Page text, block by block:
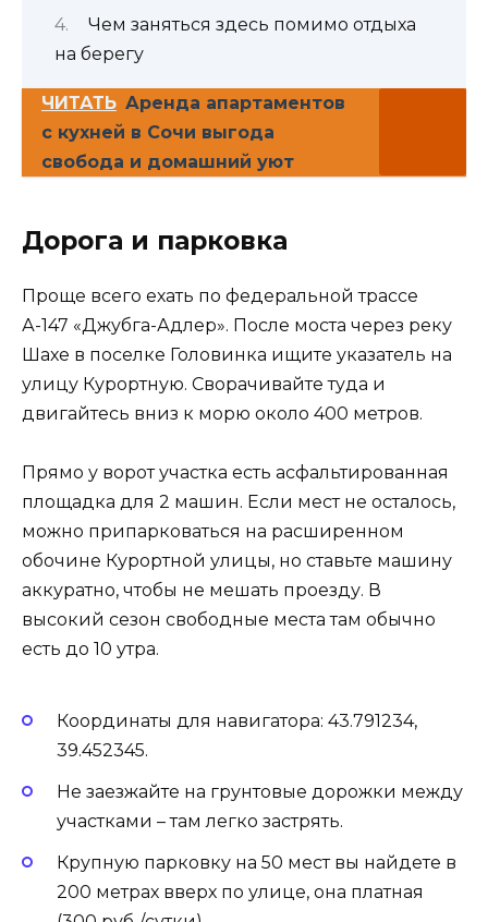
Чем заняться здесь помимо отдыха
на берегу
ЧИТАТЬ Аренда апартаментов
с кухней в Сочи выгода
свобода и домашний уют
Дорога и парковка
Проще всего ехать по федеральной трассе
А-147 «Джубга-Адлер». После моста через реку
Шахе в поселке Головинка ищите указатель на
улицу Курортную. Сворачивайте туда и
двигайтесь вниз к морю около 400 метров.
Прямо у ворот участка есть асфальтированная
площадка для 2 машин. Если мест не осталось,
можно припарковаться на расширенном
обочине Курортной улицы, но ставьте машину
аккуратно, чтобы не мешать проезду. В
высокий сезон свободные места там обычно
есть до 10 утра.
Координаты для навигатора: 43.791234,
39.452345.
Не заезжайте на грунтовые дорожки между
участками – там легко застрять.
Крупную парковку на 50 мест вы найдете в
200 метрах вверх по улице, она платная